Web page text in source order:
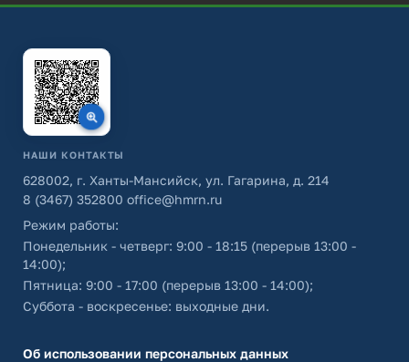
НАШИ КОНТАКТЫ
628002, г. Ханты-Мансийск, ул. Гагарина, д. 214
8 (3467) 352800 office@hmrn.ru
Режим работы:
Понедельник - четверг: 9:00 - 18:15 (перерыв 13:00 -
14:00);
Пятница: 9:00 - 17:00 (перерыв 13:00 - 14:00);
Суббота - воскресенье: выходные дни.
Об использовании персональных данных